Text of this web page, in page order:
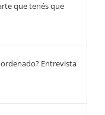
que tenés que
Entrevista